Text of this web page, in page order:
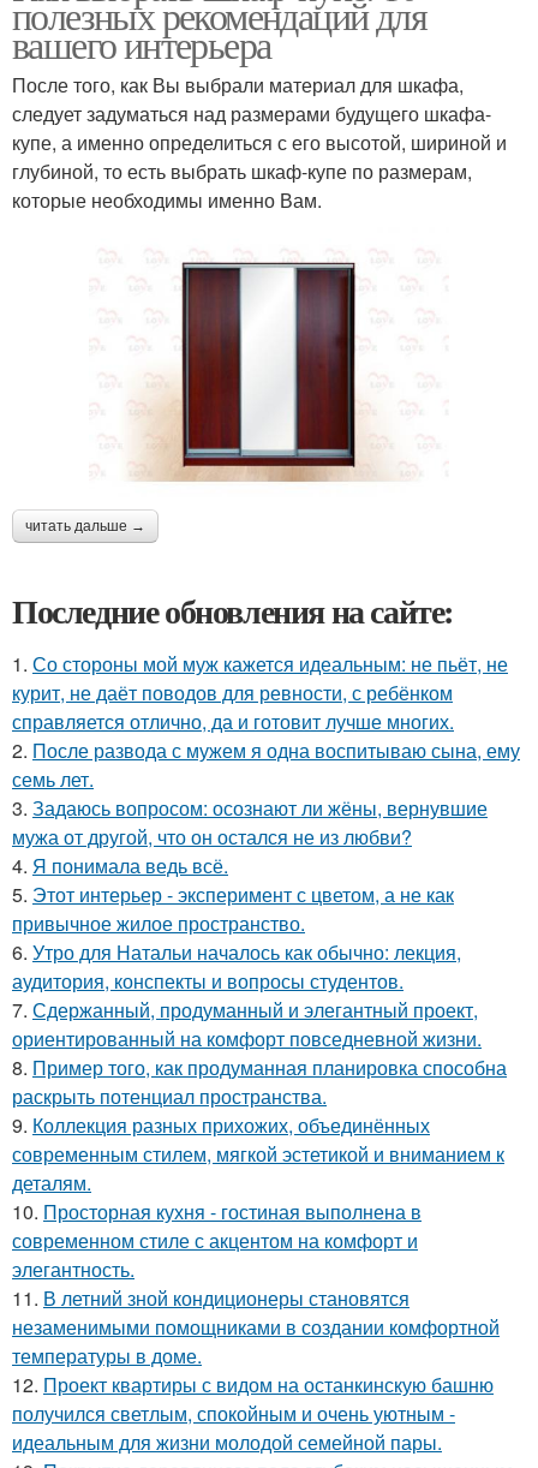
полезных рекомендаций для
вашего интерьера
После того, как Вы выбрали материал для шкафа,
следует задуматься над размерами будущего шкафа-
купе, а именно определиться с его высотой, шириной и
глубиной, то есть выбрать шкаф-купе по размерам,
которые необходимы именно Вам.
читать дальше →
Последние обновления на сайте:
1. Со стороны мой муж кажется идеальным: не пьёт, не
курит, не даёт поводов для ревности, с ребёнком
справляется отлично, да и готовит лучше многих.
2. После развода с мужем я одна воспитываю сына, ему
семь лет.
3. Задаюсь вопросом: осознают ли жёны, вернувшие
мужа от другой, что он остался не из любви?
4. Я понимала ведь всё.
5. Этот интерьер - эксперимент с цветом, а не как
привычное жилое пространство.
6. Утро для Натальи началось как обычно: лекция,
аудитория, конспекты и вопросы студентов.
7. Сдержанный, продуманный и элегантный проект,
ориентированный на комфорт повседневной жизни.
8. Пример того, как продуманная планировка способна
раскрыть потенциал пространства.
9. Коллекция разных прихожих, объединённых
современным стилем, мягкой эстетикой и вниманием к
деталям.
10. Просторная кухня - гостиная выполнена в
современном стиле с акцентом на комфорт и
элегантность.
11. В летний зной кондиционеры становятся
незаменимыми помощниками в создании комфортной
температуры в доме.
12. Проект квартиры с видом на останкинскую башню
получился светлым, спокойным и очень уютным -
идеальным для жизни молодой семейной пары.